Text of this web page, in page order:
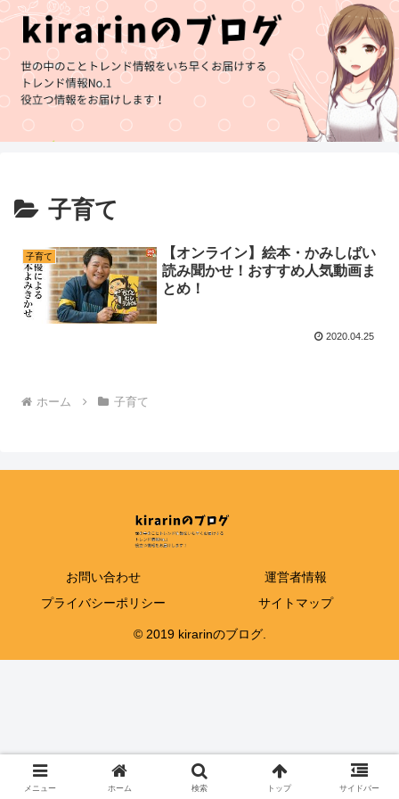
子育て
子育て
【オンライン】絵本・かみしばい
読み聞かせ！おすすめ人気動画ま
とめ！
2020.04.25
ホーム 子育て
お問い合わせ
運営者情報
プライバシーポリシー
サイトマップ
© 2019 kirarinのブログ.
メニュー ホーム 検索 トップ サイドバー